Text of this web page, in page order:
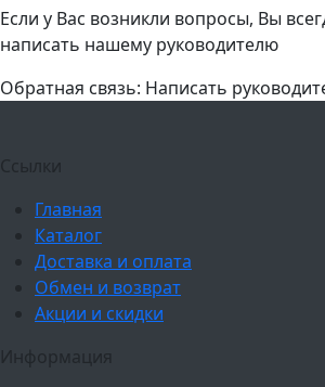
Если у Вас возникли вопросы, Вы
написать нашему руководителю
Обратная связь: Написать
Ссылки
Главная
Каталог
Доставка и оплата
Обмен и возврат
Акции и скидки
Информация